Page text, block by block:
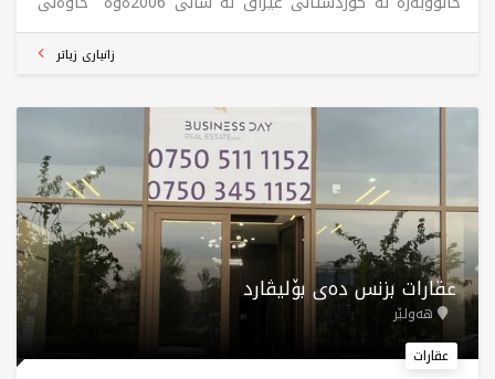
24 لقە لە شاری هەولێر، بۆ کڕین و فرۆشتن و کرێ و
زانیاری زیاتر
عقارات بزنس دەی بۆلیڤارد
هەولێر
عقارات